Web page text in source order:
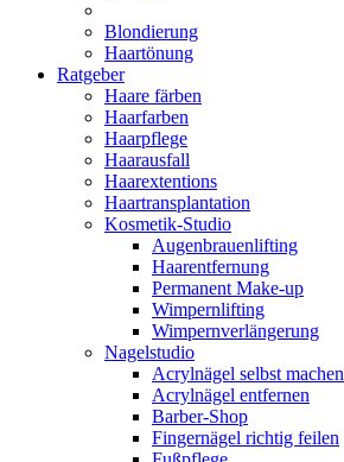
Blondierung
Haartönung
Ratgeber
Haare färben
Haarfarben
Haarpflege
Haarausfall
Haarextentions
Haartransplantation
Kosmetik-Studio
Augenbrauenlifting
Haarentfernung
Permanent Make-up
Wimpernlifting
Wimpernverlängerung
Nagelstudio
Acrylnägel selbst machen
Acrylnägel entfernen
Barber-Shop
Fingernägel richtig feilen